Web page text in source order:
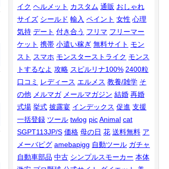
イク ヘルメット カスタム 通販 おしゃれ
サイズ シールド 輸入 ペイント 女性 心理
気持 デート 付き合う フリマ フリーマー
ケット 携帯 小遣い稼ぎ 無料サイト モン
スト スマホ モンスターストライク モンス
トするなよ 攻略 スピルリナ100% 2400粒
口コミ
レディース エルメス 教養/雑学 そ
の他 メルマガ メールマガジン 結婚 再婚
式場 挙式 披露宴 インデックス 促進 支援
一括登録 ツール twlog picAnimal cat
SGPT113JP/S 価格 母の日 花 送料無料 ア
メーバピグ amebapigg 自動ツール ガチャ
自動車部品 中古 シンプルスモーカー 本体